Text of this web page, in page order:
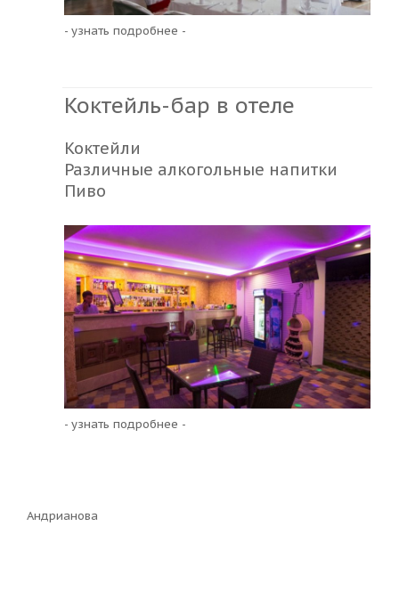
- узнать подробнее -
Коктейль-бар в отеле
Коктейли
Различные алкогольные напитки
Пиво
- узнать подробнее -
Андрианова